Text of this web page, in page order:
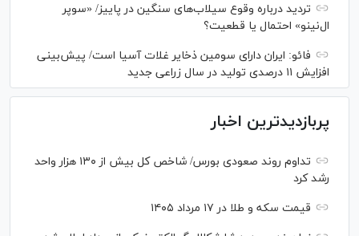
تردید درباره وقوع سیلاب‌های سنگین در پاییز/ «سوپر
ال‌نینو» احتمال یا قطعیت؟
فائو: ایران دارای سومین ذخایر غلات آسیا است/ پیش‌بینی
افزایش ۱۱ درصدی تولید در سال زراعی جدید
پربازدیدترین اخبار
تداوم روند صعودی بورس/ شاخص کل بیش از ۱۳۰ هزار واحد
رشد کرد
قیمت سکه و طلا در ۱۷ مرداد ۱۴۰۵